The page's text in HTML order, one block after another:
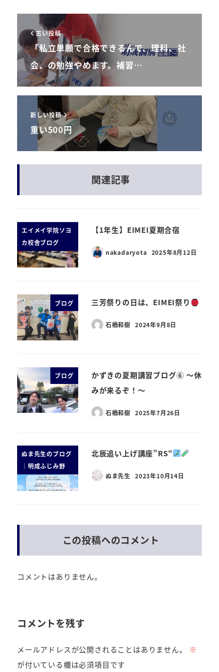
古い投稿
「私立単願で合格できるんで、理科、社
会、の勉強やめます。補習…
新しい投稿
重い500円
関連記事
エイメイ学院ソヨ
カ校舎ブログ
【1年生】EIMEI夏期合宿
nakadaryota 2025年8月12日
ブログ 三芳祭りの日は、EIMEI祭り
石橋和樹 2024年9月8日
ブログ
かずきの夏期講習ブログ⑥ ～休
みが来るぞ！～
石橋和樹 2025年7月26日
ぬま先生のブログ
｜明成ふじみ野
北辰追い上げ講座”RS“
ぬま先生 2023年10月14日
この投稿へのコメント
コメントはありません。
コメントを残す
メールアドレスが公開されることはありません。
※
が付いている欄は必須項目です